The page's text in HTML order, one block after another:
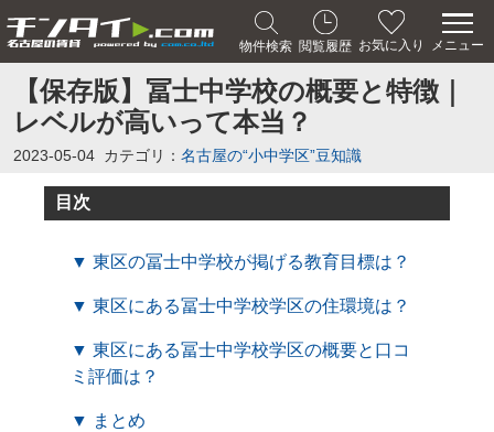
物件検索 閲覧履歴 お気に入り メニュー
【保存版】冨士中学校の概要と特徴｜
レベルが高いって本当？
2023-05-04 カテゴリ： 名古屋の“小中学区”豆知識
目次
▼ 東区の冨士中学校が掲げる教育目標は？
▼ 東区にある冨士中学校学区の住環境は？
▼ 東区にある冨士中学校学区の概要と口コ
ミ評価は？
▼ まとめ